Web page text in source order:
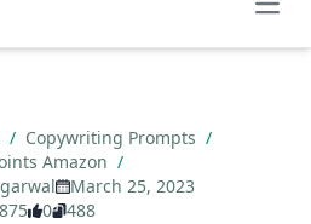
/ Copywriting Prompts /
Amazon /
March 25, 2023
875
0 488